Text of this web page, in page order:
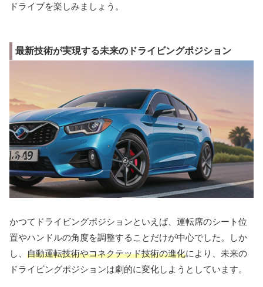
ドライブを楽しみましょう。
最新技術が実現する未来のドライビングポジション
かつてドライビングポジションといえば、運転席のシート位
置やハンドルの角度を調整することだけが中心でした。しか
し、 自動運転技術やコネクテッド技術の進化により、未来の
ドライビングポジションは劇的に変化しようとしています。